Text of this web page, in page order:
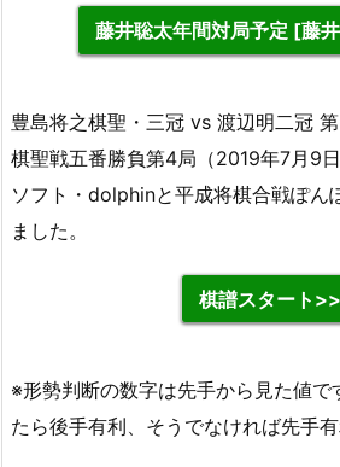
藤井聡太年間対局予定 [藤
豊島将之棋聖・三冠 vs 渡辺明二冠
棋聖戦五番勝負第4局（2019年7月9
ソフト・dolphinと平成将棋合戦ぽん
ました。
棋譜スタート>>
※形勢判断の数字は先手から見た値で
たら後手有利、そうでなければ先手有